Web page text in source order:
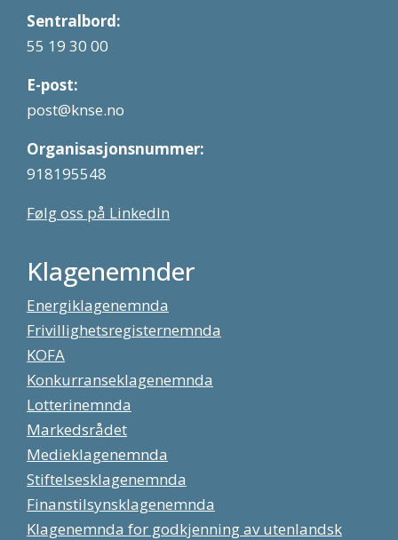
Sentralbord:
55 19 30 00
E-post:
post@knse.no
Organisasjonsnummer:
918195548
Følg oss på LinkedIn
Klagenemnder
Energiklagenemnda
Frivillighetsregisternemnda
KOFA
Konkurranseklagenemnda
Lotterinemnda
Markedsrådet
Medieklagenemnda
Stiftelsesklagenemnda
Finanstilsynsklagenemnda
Klagenemnda for godkjenning av utenlandsk